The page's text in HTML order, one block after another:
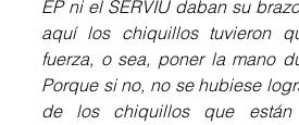
EP ni el SERVIU daban su
aquí los chiquillos tuvieron
fuerza, o sea, poner la mano
Porque si no, no se hubiese
de los chiquillos que